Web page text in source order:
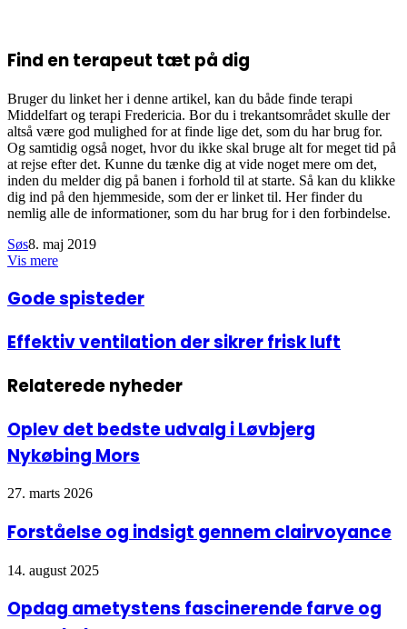
Find en terapeut tæt på dig
Bruger du linket her i denne artikel, kan du både finde terapi
Middelfart og terapi Fredericia. Bor du i trekantsområdet skulle der
altså være god mulighed for at finde lige det, som du har brug for.
Og samtidig også noget, hvor du ikke skal bruge alt for meget tid på
at rejse efter det. Kunne du tænke dig at vide noget mere om det,
inden du melder dig på banen i forhold til at starte. Så kan du klikke
dig ind på den hjemmeside, som der er linket til. Her finder du
nemlig alle de informationer, som du har brug for i den forbindelse.
Søs8. maj 2019
Vis mere
Gode
spisteder
Gode spisteder
Effektiv
ventilation
sikrer
Effektiv ventilation der sikrer frisk luft
Relaterede nyheder
Oplev det bedste udvalg i Løvbjerg
Nykøbing Mors
27. marts 2026
Forståelse og indsigt gennem clairvoyance
14. august 2025
Opdag ametystens fascinerende farve og